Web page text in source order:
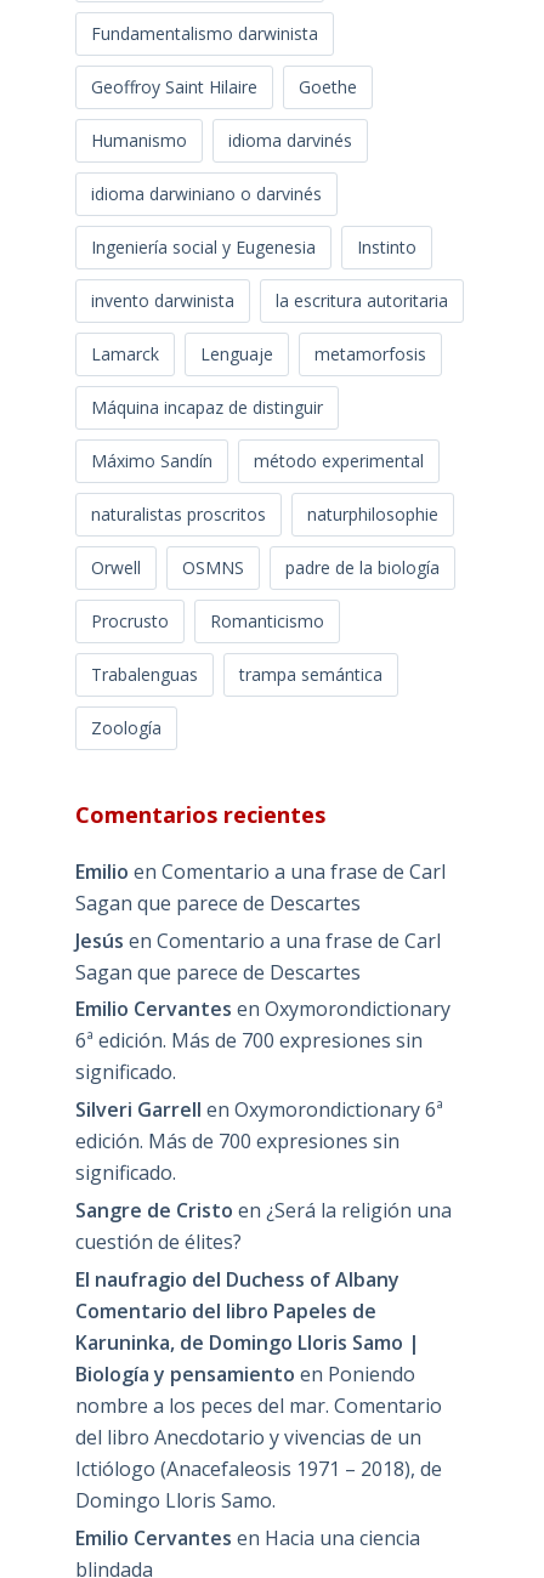
Fundamentalismo darwinista
Geoffroy Saint Hilaire Goethe
Humanismo idioma darvinés
idioma darwiniano o darvinés
Ingeniería social y Eugenesia Instinto
invento darwinista la escritura autoritaria
Lamarck Lenguaje metamorfosis
Máquina incapaz de distinguir
Máximo Sandín método experimental
naturalistas proscritos naturphilosophie
Orwell OSMNS padre de la biología
Procrusto Romanticismo
Trabalenguas trampa semántica
Zoología
Comentarios recientes
Emilio en Comentario a una frase de Carl
Sagan que parece de Descartes
Jesús en Comentario a una frase de Carl
Sagan que parece de Descartes
Emilio Cervantes en Oxymorondictionary
6ª edición. Más de 700 expresiones sin
significado.
Silveri Garrell en Oxymorondictionary 6ª
edición. Más de 700 expresiones sin
significado.
Sangre de Cristo en ¿Será la religión una
cuestión de élites?
El naufragio del Duchess of Albany
Comentario del libro Papeles de
Karuninka, de Domingo Lloris Samo |
Biología y pensamiento en Poniendo
nombre a los peces del mar. Comentario
del libro Anecdotario y vivencias de un
Ictiólogo (Anacefaleosis 1971 – 2018), de
Domingo Lloris Samo.
Emilio Cervantes en Hacia una ciencia
blindada